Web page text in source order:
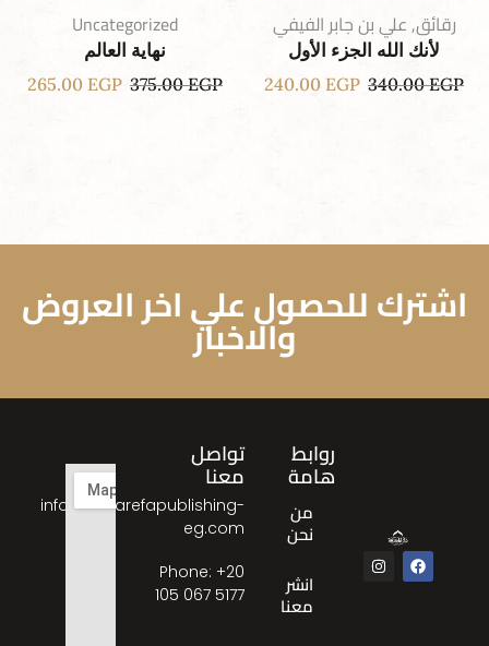
رقائق,علي بن جابر الفيفي
لأنك الله الجزء الأول
340.00EGP
240.00 EGP
Uncategorized
نهاية العالم
375.00EGP
265.00 EGP
اشترك للحصول علي اخر العروض
والاخبار
روابط
هامة
من
نحن
انشر
معنا
تواصل
معنا
info@almarefapublishing-
eg.com
Phone: ‎+20
105 067 5177